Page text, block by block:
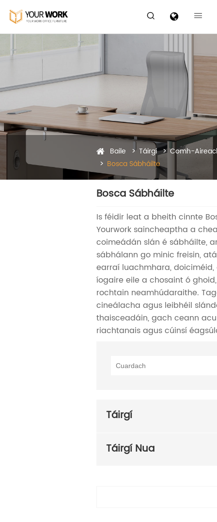
 
Baile Táirgí
Comh-
Bosca Sábháilte
Bosca Sábháilte
Is féidir leat a bheith cinnte
Yourwork saincheaptha a
coimeádán slán é sábháilte,
sábhálann go minic freisin,
earraí luachmhara,
íogaire eile a chosaint ó
rochtain neamhúdaraithe.
cineálacha agus leibhéil
thaisceadáin, gach ceann
riachtanais agus cúinsí
Táirgí
Táirgí Nua